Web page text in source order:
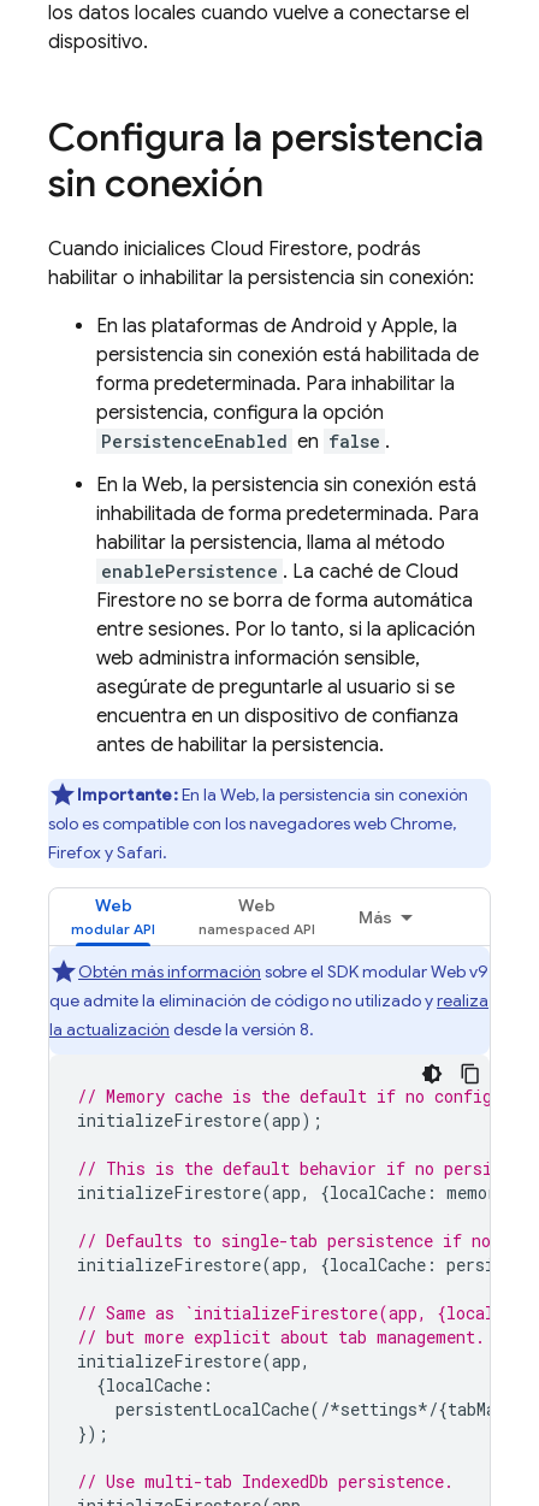
los datos locales cuando vuelve a conectarse el
dispositivo.
Configura la persistencia
sin conexión
Cuando inicialices Cloud Firestore, podrás
habilitar o inhabilitar la persistencia sin conexión:
En las plataformas de Android y Apple, la
persistencia sin conexión está habilitada de
forma predeterminada. Para inhabilitar la
persistencia, configura la opción
PersistenceEnabled en false .
En la Web, la persistencia sin conexión está
inhabilitada de forma predeterminada. Para
habilitar la persistencia, llama al método
enablePersistence . La caché de Cloud
Firestore no se borra de forma automática
entre sesiones. Por lo tanto, si la aplicación
web administra información sensible,
asegúrate de preguntarle al usuario si se
encuentra en un dispositivo de confianza
antes de habilitar la persistencia.
Importante:En la Web, la persistencia sin conexión
solo es compatible con los navegadores web Chrome,
Firefox y Safari.
Web Web
Más
Obtén más información sobre el SDK modular Web v9
que admite la eliminación de código no utilizado yrealiza
la actualización desde la versión 8.
// Memory cache is the default if no config is
initializeFirestore(app);
// This is the default behavior if no
initializeFirestore(app, {localCache :
// Defaults to single-tab persistence if no tab
initializeFirestore(app, {localCache :
// Same as `initializeFirestore(app,
// but more explicit about tab management.
initializeFirestore(app,
{localCache :
persistentLocalCache( /*settings*/{
});
// Use multi-tab IndexedDb persistence.